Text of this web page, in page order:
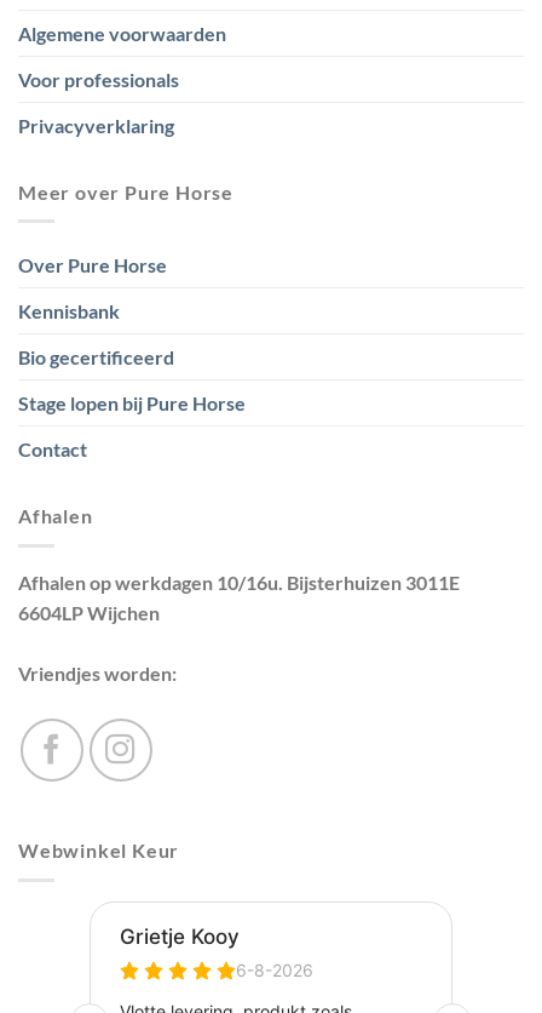
Algemene voorwaarden
Voor professionals
Privacyverklaring
Meer over Pure Horse
Over Pure Horse
Kennisbank
Bio gecertificeerd
Stage lopen bij Pure Horse
Contact
Afhalen
Afhalen op werkdagen 10/16u. Bijsterhuizen 3011E
6604LP Wijchen
Vriendjes worden:
Webwinkel Keur